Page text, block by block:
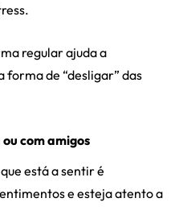
regular ajuda a
forma de “desligar” das
com amigos
está a sentir é
e esteja atento a